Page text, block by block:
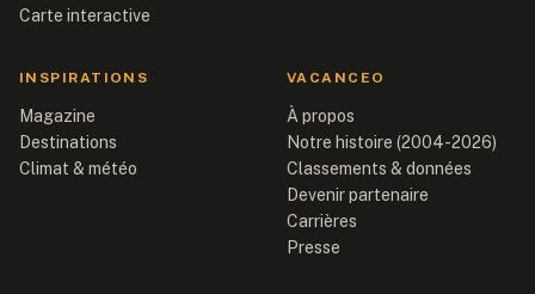
Carte interactive
INSPIRATIONS
Magazine
Destinations
Climat & météo
VACANCEO
À propos
Notre histoire (2004-2026)
Classements & données
Devenir partenaire
Carrières
Presse